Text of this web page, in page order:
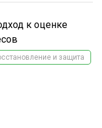
к оценке
и защита